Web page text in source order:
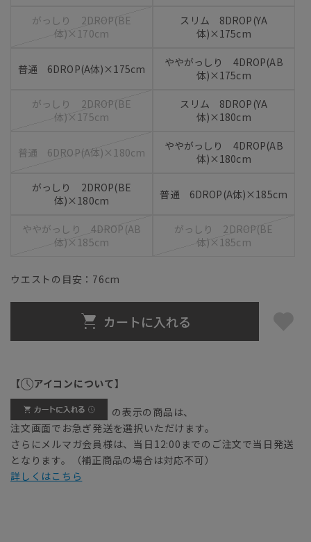
がっしり 2DROP(BE
体)×170cm
スリム 8DROP(YA
体)×175cm
普通 6DROP(A体)×175cm
ややがっしり 4DROP(AB
体)×175cm
がっしり 2DROP(BE
体)×175cm
スリム 8DROP(YA
体)×180cm
普通 6DROP(A体)×180cm
ややがっしり 4DROP(AB
体)×180cm
がっしり 2DROP(BE
体)×180cm
普通 6DROP(A体)×185cm
ややがっしり 4DROP(AB
体)×185cm
がっしり 2DROP(BE
体)×185cm
ウエストの目安： 76cm
カートに入れる
【 アイコンについて】
の表示の商品は、
注文画面でお急ぎ発送を選択いただけます。
さらにメルマガ会員様は、当日12:00までのご注文で当日発送
となります。（補正商品の場合は対応不可）
詳しくはこちら